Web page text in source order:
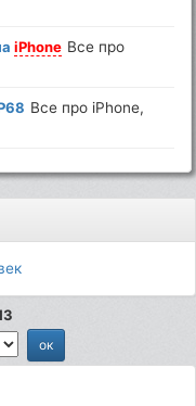
iPhone Все про
Все про iPhone,